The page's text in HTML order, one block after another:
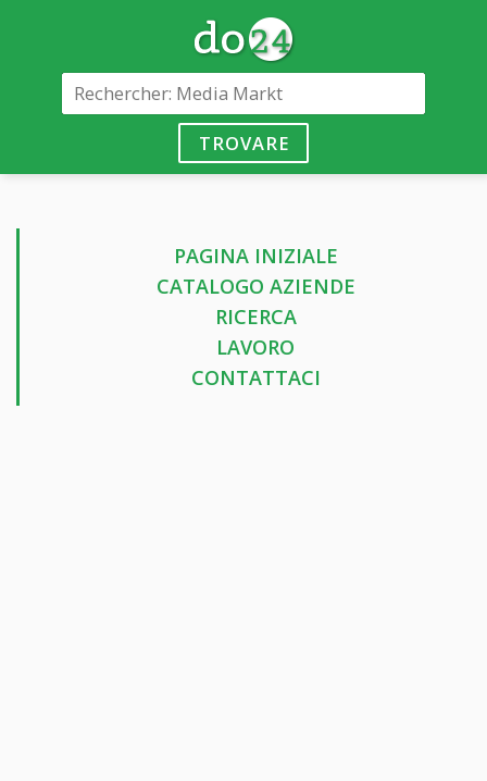
TROVARE
PAGINA INIZIALE
CATALOGO AZIENDE
RICERCA
LAVORO
CONTATTACI